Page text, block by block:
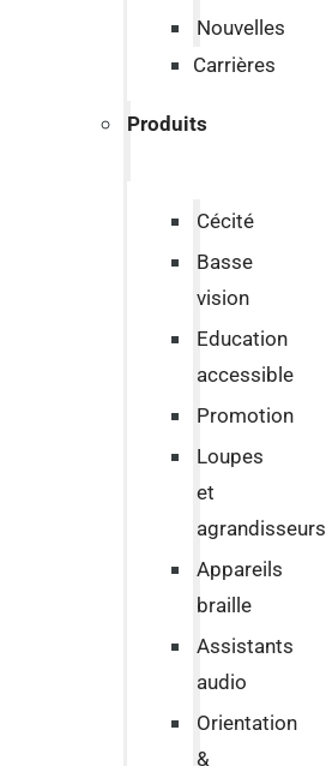
Nouvelles
Carrières
Produits
Cécité
Basse
vision
Education
accessible
Promotion
Loupes
et
agrandisseurs
Appareils
braille
Assistants
audio
Orientation
&